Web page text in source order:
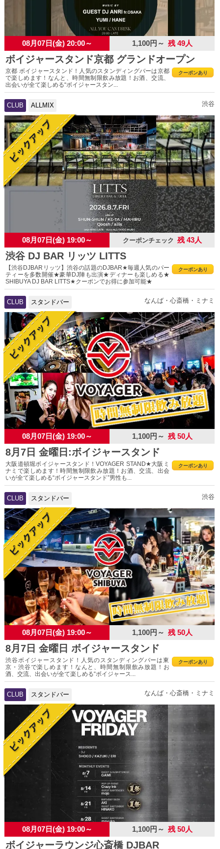
08月07日(金) 20:00～ 1,100円～ 残 49人
ボイジャースタンド京都 グランドオープン
クーポンあり
京都 ボイジャースタンド！人気のスタンディングバーは京都
で楽しめます！なんと、時間無制限飲み放題！お酒、交流、
出会いが全て楽しめる“ボイジャースタン...
CLUB ALLMIX 渋谷
08月07日(金) 19:00～ クーポンチェック 残 43人
渋谷 DJ BAR リッツ LITTS
クーポンあり
【渋谷DJBARリッツ】渋谷の話題のDJBAR★毎週人気のパー
ティーを多数開催★豪華DJ陣も出演★ディナーも楽しめる★
SHIBUYA DJ BAR LITTS★クーポンでお得に参加可能★
CLUB スタンドバー なんば・心斎橋・ミナミ
08月07日(金) 19:00～ 1,100円～ 残 50人
8月7日 金曜日:ボイジャースタンド
クーポンあり
大阪道頓堀ボイジャースタンド！VOYAGER STAND★大阪ミ
ナミで楽しめます！時間無制限飲み放題！お酒、交流、出会
いが全て楽しめる“ボイジャースタンド”男性も...
CLUB スタンドバー 渋谷
08月07日(金) 19:00～ 1,100円～ 残 50人
8月7日 金曜日 ボイジャースタンド
クーポンあり
渋谷ボイジャースタンド！人気のスタンディングバーは東
京・渋谷で楽しめます！なんと、時間無制限飲み放題！お
酒、交流、出会いが全て楽しめる“ボイジャース...
CLUB スタンドバー なんば・心斎橋・ミナミ
08月07日(金) 19:00～ 1,100円～ 残 50人
ボイジャーラウンジ心斎橋 DJBAR